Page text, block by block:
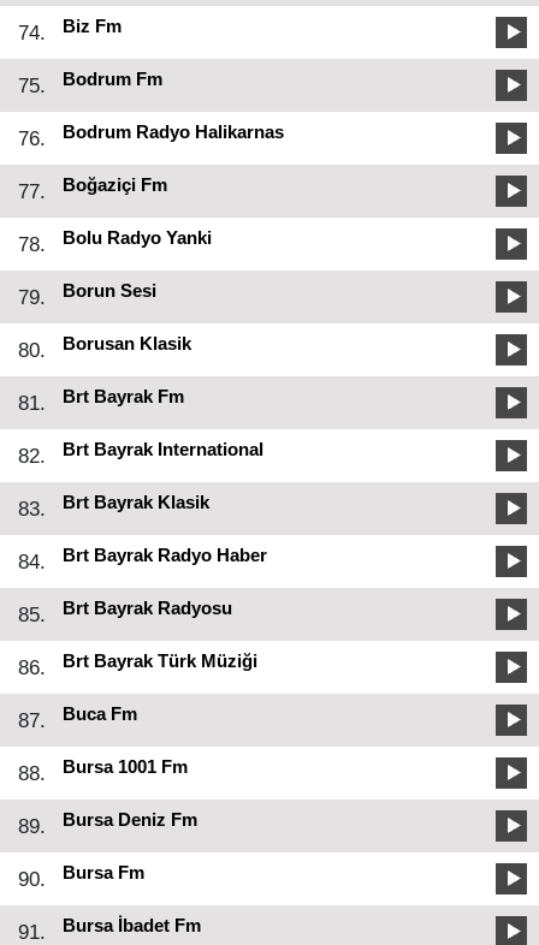
74. Biz Fm
75. Bodrum Fm
76. Bodrum Radyo Halikarnas
77. Boğaziçi Fm
78. Bolu Radyo Yanki
79. Borun Sesi
80. Borusan Klasik
81. Brt Bayrak Fm
82. Brt Bayrak International
83. Brt Bayrak Klasik
84. Brt Bayrak Radyo Haber
85. Brt Bayrak Radyosu
86. Brt Bayrak Türk Müziği
87. Buca Fm
88. Bursa 1001 Fm
89. Bursa Deniz Fm
90. Bursa Fm
91. Bursa İbadet Fm